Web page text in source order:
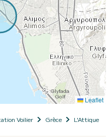
Leaflet
Voilier Grèce L'Attique